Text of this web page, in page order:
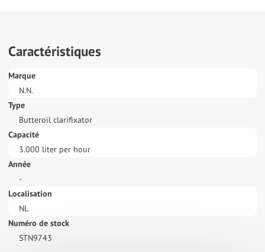
Caractéristiques
Marque
N.N.
Type
Butteroil clarifixator
Capacité
3.000 liter per hour
Année
-
Localisation
NL
Numéro de stock
STN9743